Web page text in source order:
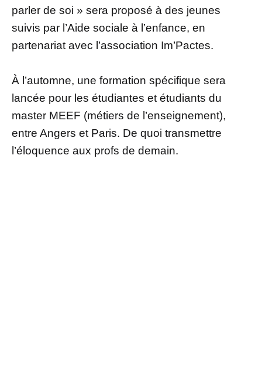
parler de soi » sera proposé à des jeunes
suivis par l’Aide sociale à l’enfance, en
partenariat avec l’association Im’Pactes.
À l’automne, une formation spécifique sera
lancée pour les étudiantes et étudiants du
master MEEF (métiers de l’enseignement),
entre Angers et Paris. De quoi transmettre
l’éloquence aux profs de demain.